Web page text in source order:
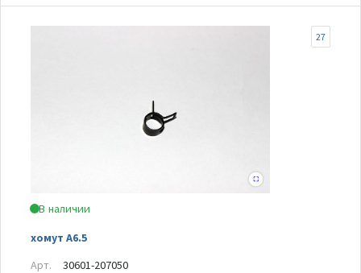
В наличии
хомут A6.5
27
Арт.
30601-207050